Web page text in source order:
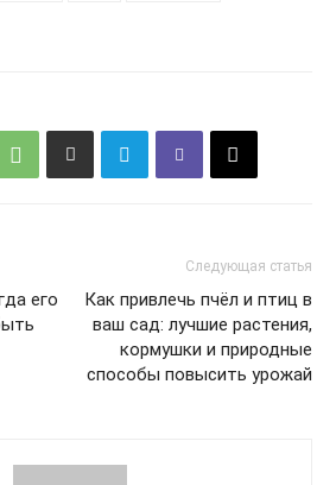
его
Следующая статья
Как привлечь пчёл и птиц в
ваш сад: лучшие растения,
кормушки и природные
способы повысить урожай